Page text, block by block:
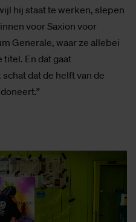
hij staat te werken, slepen
voor Saxion voor
Generale, waar ze allebei
En dat gaat
dat de helft van de